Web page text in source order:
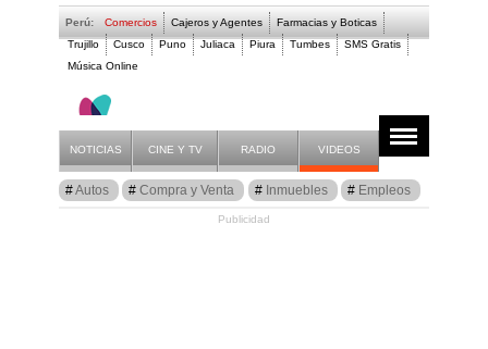
Perú: Comercios Cajeros y Agentes
Farmacias y Boticas
Trujillo
Cusco Puno Juliaca Piura Tumbes
SMS Gratis
Música Online
Comunidad
Anuncios
Listado
NOTICIAS CINE Y TV RADIO VIDEOS
Autos Compra y Venta Inmuebles Empleos
Publicidad